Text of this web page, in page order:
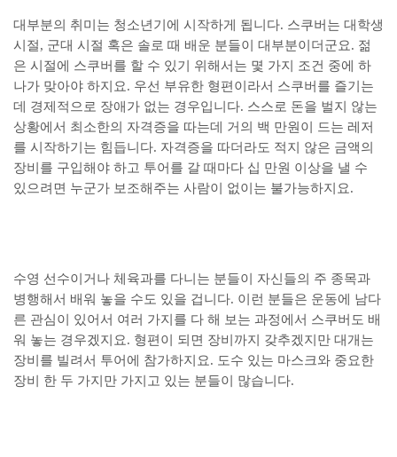
대부분의 취미는 청소년기에 시작하게 됩니다. 스쿠버는 대학생
시절, 군대 시절 혹은 솔로 때 배운 분들이 대부분이더군요. 젊
은 시절에 스쿠버를 할 수 있기 위해서는 몇 가지 조건 중에 하
나가 맞아야 하지요. 우선 부유한 형편이라서 스쿠버를 즐기는
데 경제적으로 장애가 없는 경우입니다. 스스로 돈을 벌지 않는
상황에서 최소한의 자격증을 따는데 거의 백 만원이 드는 레저
를 시작하기는 힘듭니다. 자격증을 따더라도 적지 않은 금액의
장비를 구입해야 하고 투어를 갈 때마다 십 만원 이상을 낼 수
있으려면 누군가 보조해주는 사람이 없이는 불가능하지요.
수영 선수이거나 체육과를 다니는 분들이 자신들의 주 종목과
병행해서 배워 놓을 수도 있을 겁니다. 이런 분들은 운동에 남다
른 관심이 있어서 여러 가지를 다 해 보는 과정에서 스쿠버도 배
워 놓는 경우겠지요. 형편이 되면 장비까지 갖추겠지만 대개는
장비를 빌려서 투어에 참가하지요. 도수 있는 마스크와 중요한
장비 한 두 가지만 가지고 있는 분들이 많습니다.